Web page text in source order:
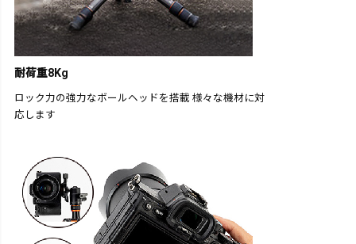
耐荷重8Kg
ロック力の強力なボールヘッドを搭載 様々な機材に対
応します